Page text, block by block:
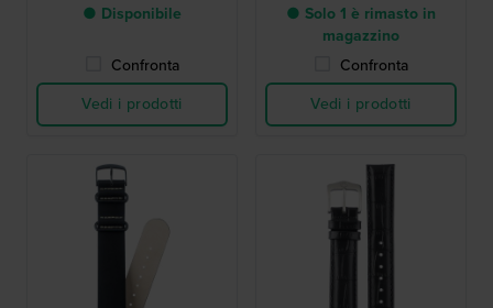
● Disponibile
Confronta
Vedi i prodotti
● Solo 1 è rimasto in
magazzino
Confronta
Vedi i prodotti